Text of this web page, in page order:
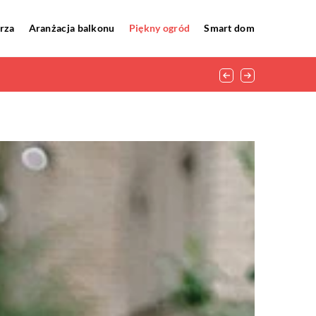
Aranżacja balkonu Piękny ogród Smart dom